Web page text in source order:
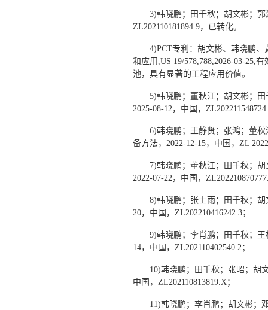
3)韩晓鹏；田千秋；胡文彬；
ZL202110181894.9，已转化。
4)PCT专利：胡文彬、韩晓鹏
和应用,US 19/578,788,2026-03-25,
池，具有显著的工程应用价值。
5)韩晓鹏；董秋江；胡文彬；
2025-08-12，中国，
6)韩晓鹏；王静贤；张鸿；董
备方法，2022-12-15，中国，ZL
7)韩晓鹏；董秋江；田千秋；
2022-07-22，中国，
8)韩晓鹏；张士雨；田千秋；
20，中国，ZL202210416242.3；
9)韩晓鹏；李肖鹏；田千秋；
14，中国，ZL202110402540.2；
10)韩晓鹏；田千秋；张昭；胡
中国，ZL202110813819.X；
11)韩晓鹏；李肖鹏；胡文彬；